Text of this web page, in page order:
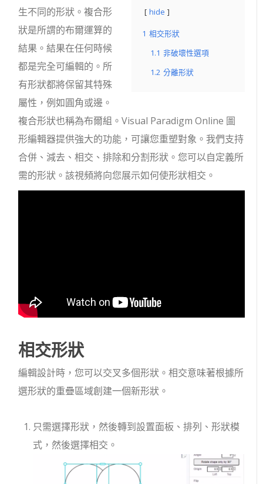
hide
1 相交形狀
1.1 非破壞性選項
1.2 分離形狀
生不同的形狀。複合形
狀是所謂的布爾運算的
結果。結果在任何時候
都是完全可編輯的。所
有形狀都將保留其特殊
屬性，例如圓角或邊。
複合形狀也稱為布爾組。Visual Paradigm Online 圖
形編輯器提供強大的功能，可讓您重塑對象。我們支持
合併、減去、相交、排除和分割形狀。您可以自定義所
需的形狀。該視頻將向您展示如何使形狀相交。
相交形狀
編輯設計時，您可以交叉多個形狀。相交意味著根據所
選形狀的重疊區域創建一個新形狀。
只需選擇形狀，然後轉到設置面板、排列、形狀模
式，然後選擇相交。